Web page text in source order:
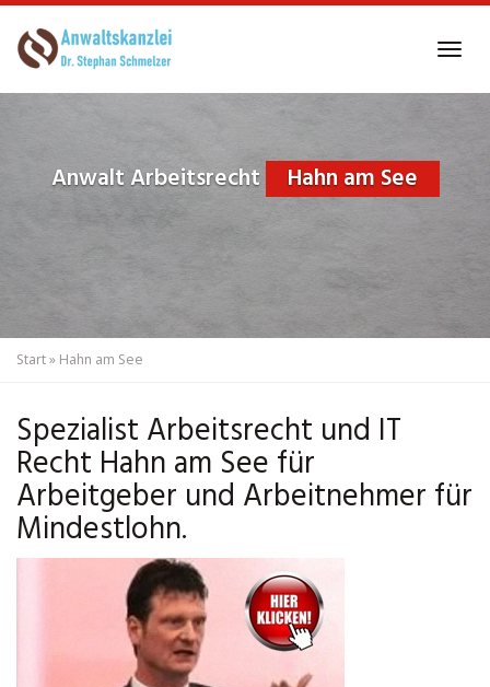
to
Anwalt Arbeitsrecht Hahn am See
Start» Hahn am See
Spezialist Arbeitsrecht und IT
Recht Hahn am See für
Arbeitgeber und Arbeitnehmer für
Mindestlohn.